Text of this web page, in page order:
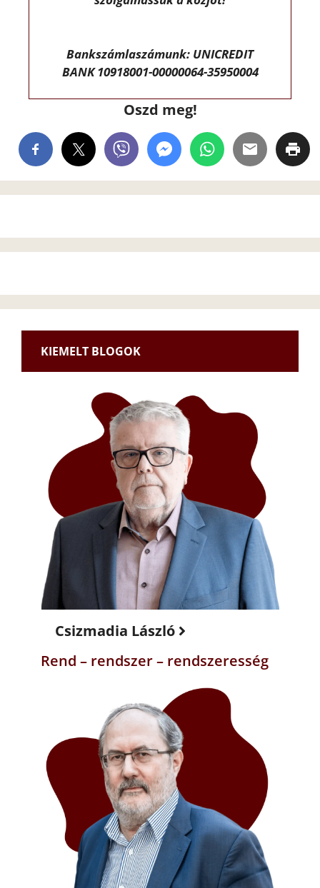
Bankszámlaszámunk: UNICREDIT
BANK 10918001-00000064-35950004
Oszd meg!
KIEMELT BLOGOK
Csizmadia László
Rend – rendszer – rendszeresség